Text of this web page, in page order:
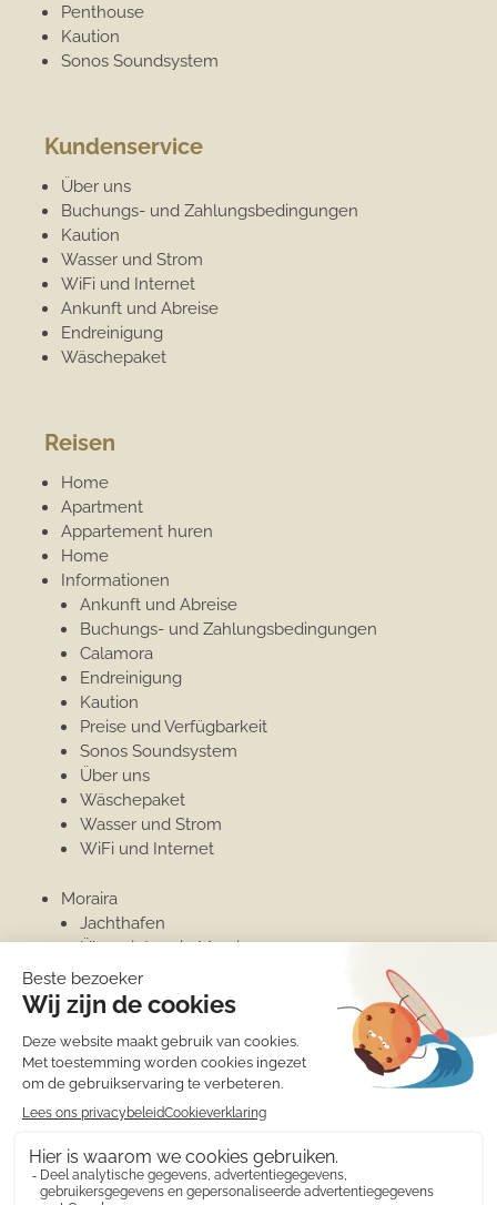
Penthouse
Kaution
Sonos Soundsystem
Kundenservice
Über uns
Buchungs- und Zahlungsbedingungen
Kaution
Wasser und Strom
WiFi und Internet
Ankunft und Abreise
Endreinigung
Wäschepaket
Reisen
Home
Apartment
Appartement huren
Home
Informationen
Ankunft und Abreise
Buchungs- und Zahlungsbedingungen
Calamora
Endreinigung
Kaution
Preise und Verfügbarkeit
Sonos Soundsystem
Über uns
Wäschepaket
Wasser und Strom
WiFi und Internet
Moraira
Jachthafen
Überwintern in Moraira
Penthouse
Unterkünfte
Moraira
Moraira
Überwintern in Moraira
Jachthafen